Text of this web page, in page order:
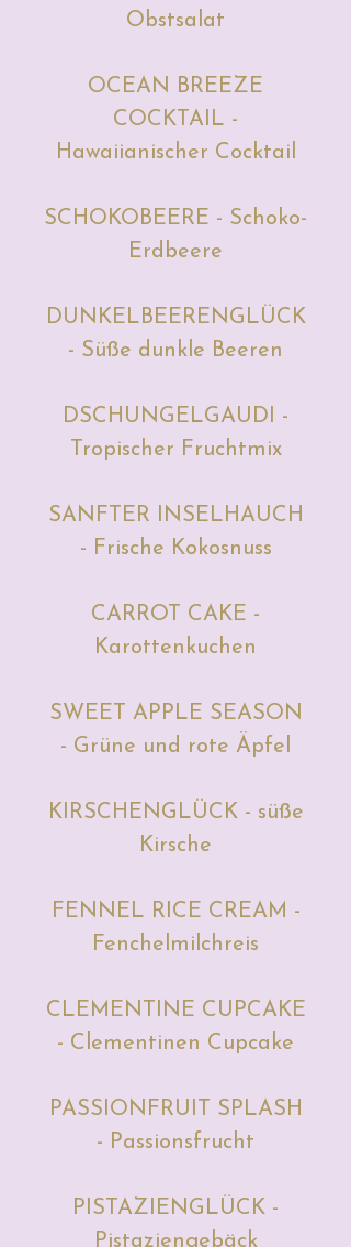
Obstsalat
OCEAN BREEZE
COCKTAIL -
Hawaiianischer Cocktail
SCHOKOBEERE - Schoko-
Erdbeere
DUNKELBEERENGLÜCK
- Süße dunkle Beeren
DSCHUNGELGAUDI -
Tropischer Fruchtmix
SANFTER INSELHAUCH
- Frische Kokosnuss
CARROT CAKE -
Karottenkuchen
SWEET APPLE SEASON
- Grüne und rote Äpfel
KIRSCHENGLÜCK - süße
Kirsche
FENNEL RICE CREAM -
Fenchelmilchreis
CLEMENTINE CUPCAKE
- Clementinen Cupcake
PASSIONFRUIT SPLASH
- Passionsfrucht
PISTAZIENGLÜCK -
Pistaziengebäck